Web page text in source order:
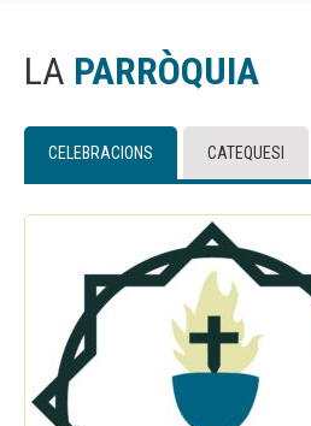
LA PARRÒQUIA
CELEBRACIONS CATEQUESI